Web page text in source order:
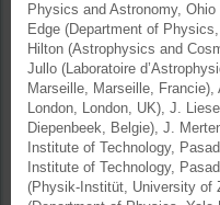
Physics and Astronomy,
Edge (Department of
Hilton (Astrophysics and
Jullo (Laboratoire
Marseille, Marseille,
London, London, UK), J.
Diepenbeek, Belgie), J.
Institute of Technology,
Institute of Technology,
(Physik-Institüt, University of